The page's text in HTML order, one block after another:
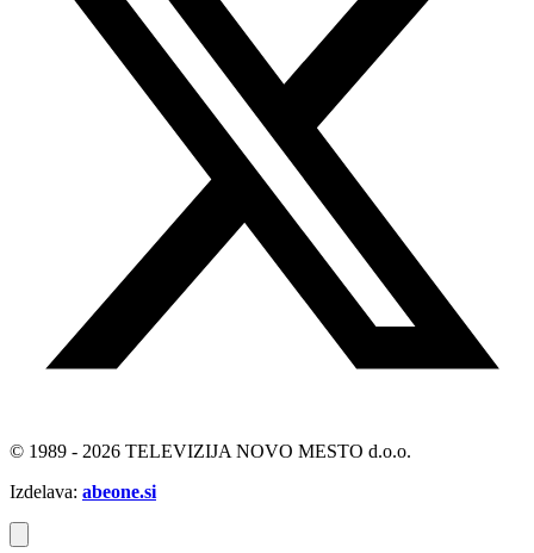
© 1989 - 2026 TELEVIZIJA NOVO MESTO d.o.o.
Izdelava: abeone.si